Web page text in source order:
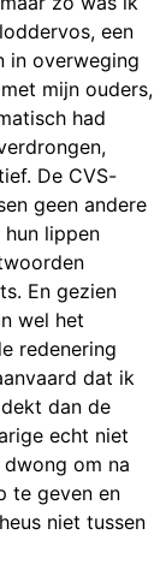
een
in overweging
mijn ouders,
had
De CVS-
geen andere
lippen
En gezien
wel het
redenering
dat ik
dan de
echt niet
om na
te geven en
niet tussen